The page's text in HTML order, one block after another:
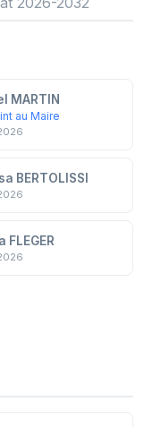
MARTIN
au Maire
BERTOLISSI
FLEGER